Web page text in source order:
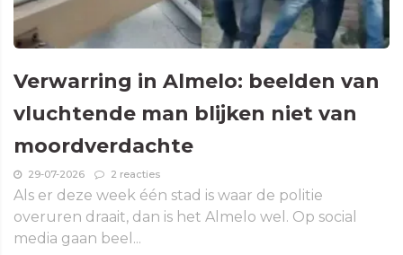
Verwarring in Almelo: beelden van
vluchtende man blijken niet van
moordverdachte
29-07-2026 2 reacties
Als er deze week één stad is waar de politie
overuren draait, dan is het Almelo wel. Op social
media gaan beel...